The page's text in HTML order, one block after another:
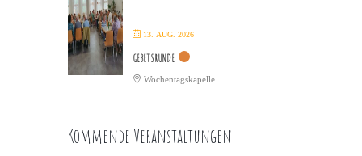
13. AUG. 2026
GEBETSRUNDE
Wochentagskapelle
Kommende Veranstaltungen